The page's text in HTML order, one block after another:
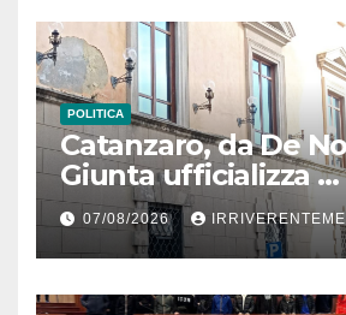
POLITICA
Catanzaro, da De
Giunta ufficializza
classificazione
Janni, S. Elia e
interruzione
legno Centro
07/08/2026